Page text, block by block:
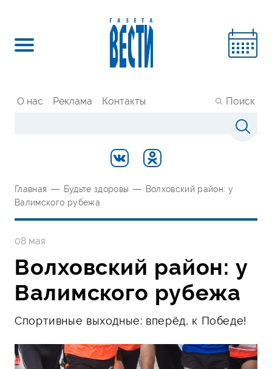
О нас Реклама Контакты Поиск
Главная — Будьте здоровы — Волховский район: у
Валимского рубежа
08 мая
Волховский район: у
Валимского рубежа
Спортивные выходные: вперёд, к Победе!